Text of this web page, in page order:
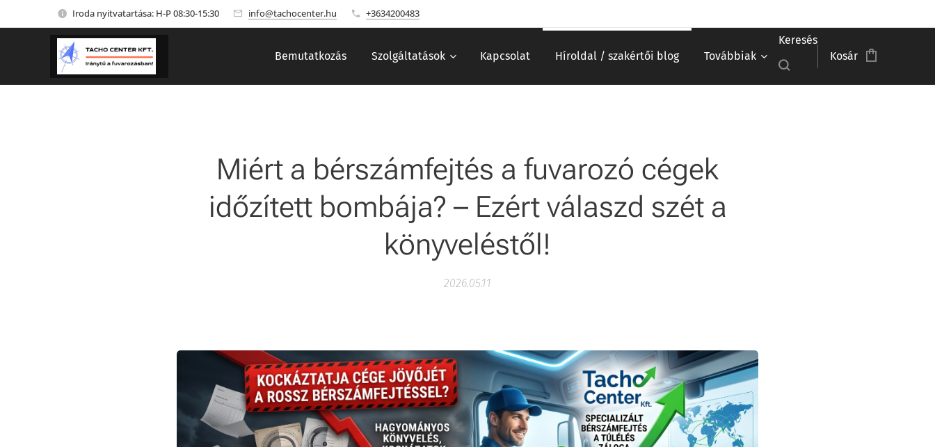
Iroda nyitvatartása: H-P 08:30-15:30 info@tachocenter.hu +3634200483
Bemutatkozás Szolgáltatások Kapcsolat Híroldal / szakértői blog Továbbiak
Keresés
Kosár
Miért a bérszámfejtés a fuvarozó cégek
időzített bombája? – Ezért válaszd szét a
könyveléstől!
2026.05.11